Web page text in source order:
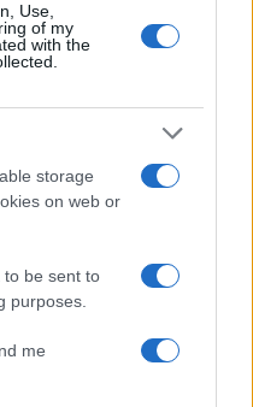
Use,
of my
with the
storage
on web or
to be sent to
purposes.
me